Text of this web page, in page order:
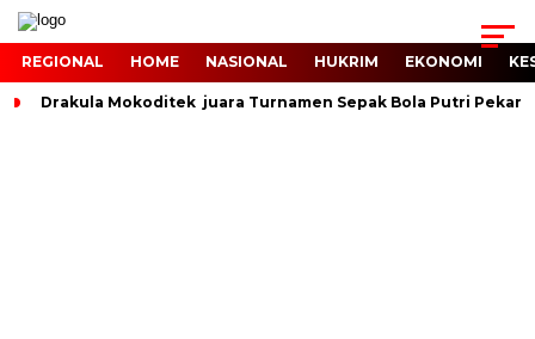
REGIONAL HOME NASIONAL HUKRIM EKONOMI
Drakula Mokoditek juara Turnamen Sepak Bola Putri Pekan